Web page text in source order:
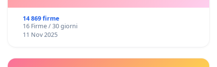
14 869 firme
16 Firme / 30 giorni
11 Nov 2025